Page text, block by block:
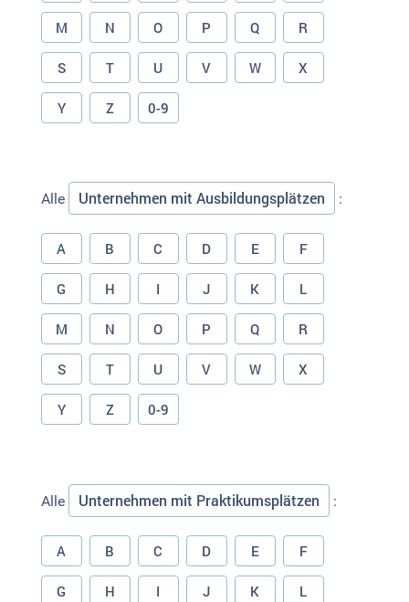
M N O P Q R
S T U V W X
Y Z 0-9
Alle Unternehmen mit Ausbildungsplätzen :
A B C D E F
G H I J K L
M N O P Q R
S T U V W X
Y Z 0-9
Alle Unternehmen mit Praktikumsplätzen :
A B C D E F
G H I J K L